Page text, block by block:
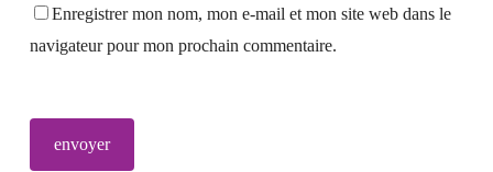
Enregistrer mon nom, mon e-mail et mon site web dans le
navigateur pour mon prochain commentaire.